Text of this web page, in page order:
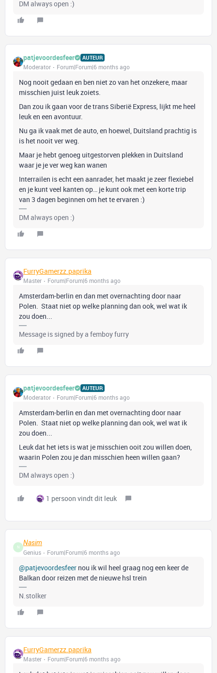
DM always open :)
patjevoordesfeer AUTEUR
Moderator Forum|Forum|6 months ago
Nog nooit gedaan en ben niet zo van het onzekere, maar
misschien juist leuk zoiets.
Dan zou ik gaan voor de trans Siberië Express, lijkt me heel
leuk en een avontuur.
Nu ga ik vaak met de auto, en hoewel, Duitsland prachtig is
is het nooit ver weg.
Maar je hebt genoeg uitgestorven plekken in Duitsland
waar je je ver weg kan wanen
Interrailen is echt een aanrader, het maakt je zeer flexiebel
en je kunt veel kanten op… je kunt ook met een korte trip
van 3 dagen beginnen om het te ervaren :)
DM always open :)
FurryGamerzz.paprika
Master Forum|Forum|6 months ago
Amsterdam-berlin en dan met overnachting door naar
Polen. Staat niet op welke planning dan ook, wel wat ik
zou doen...
Message is signed by a femboy furry
patjevoordesfeer AUTEUR
Moderator Forum|Forum|6 months ago
Amsterdam-berlin en dan met overnachting door naar
Polen. Staat niet op welke planning dan ook, wel wat ik
zou doen...
Leuk dat het iets is wat je misschien ooit zou willen doen,
waarin Polen zou je dan misschien heen willen gaan?
DM always open :)
1 persoon vindt dit leuk
N
Nasim
Genius
Forum|Forum|6 months ago
@patjevoordesfeer nou ik wil heel graag nog een keer de
Balkan door reizen met de nieuwe hsl trein
N.stolker
FurryGamerzz.paprika
Master Forum|Forum|6 months ago